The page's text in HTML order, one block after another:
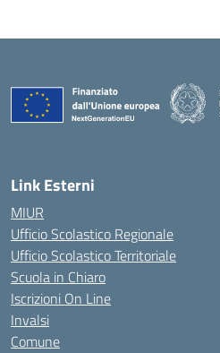
Link Esterni
MIUR
Ufficio Scolastico Regionale
Ufficio Scolastico Territoriale
Scuola in Chiaro
Iscrizioni On Line
Invalsi
Comune